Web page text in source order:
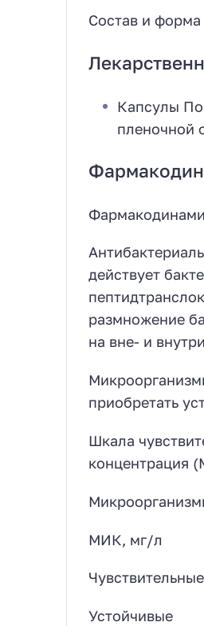
Состав и
Капсулы
пленочной
действует
размножение
на вне- и
приобретать
Шкала
концентрация
МИК, мг/л
Чувствительные
Устойчивые